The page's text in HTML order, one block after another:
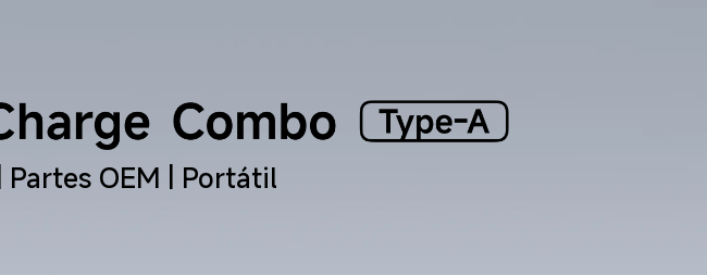
OEM | Portátil